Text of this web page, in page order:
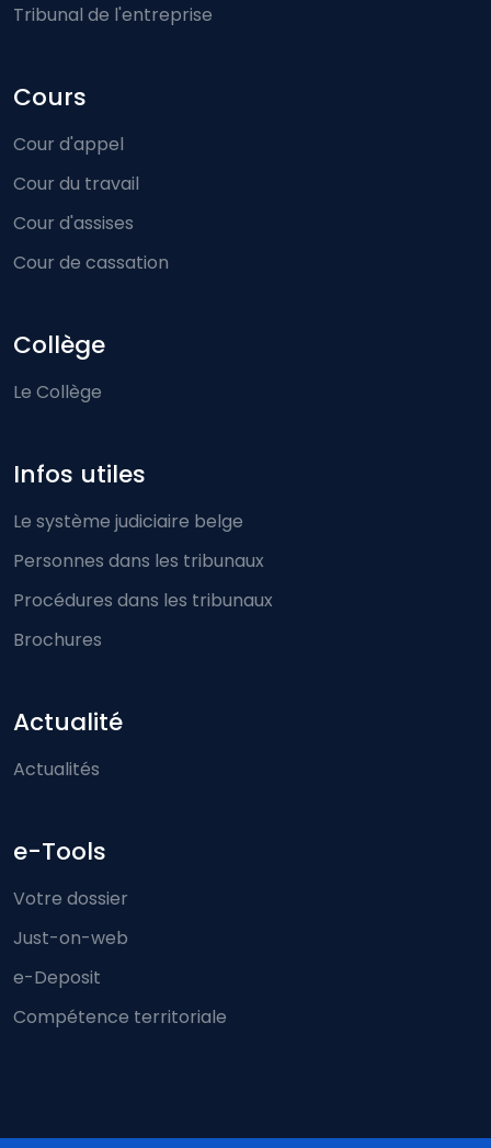
Tribunal de l'entreprise
Cours
Cour d'appel
Cour du travail
Cour d'assises
Cour de cassation
Collège
Le Collège
Infos utiles
Le système judiciaire belge
Personnes dans les tribunaux
Procédures dans les tribunaux
Brochures
Actualité
Actualités
e-Tools
Votre dossier
Just-on-web
e-Deposit
Compétence territoriale